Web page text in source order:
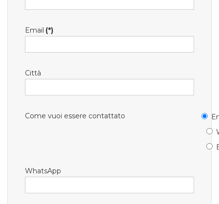
Email (*)
Città
Come vuoi essere contattato
WhatsApp